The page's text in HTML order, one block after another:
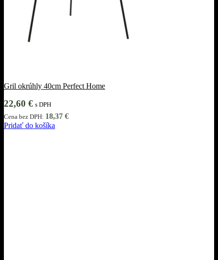
Gril okrúhly 40cm Perfect Home
22,60 € s DPH
Cena bez DPH: 18,37 €
Pridať do košíka